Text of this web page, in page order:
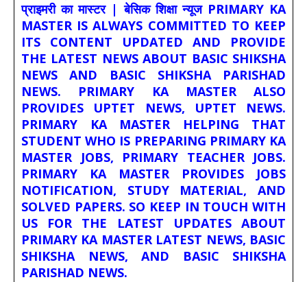
प्राइमरी का मास्टर | बेसिक शिक्षा न्यूज PRIMARY KA
MASTER IS ALWAYS COMMITTED TO KEEP
ITS CONTENT UPDATED AND PROVIDE
THE LATEST NEWS ABOUT BASIC SHIKSHA
NEWS AND BASIC SHIKSHA PARISHAD
NEWS. PRIMARY KA MASTER ALSO
PROVIDES UPTET NEWS, UPTET NEWS.
PRIMARY KA MASTER HELPING THAT
STUDENT WHO IS PREPARING PRIMARY KA
MASTER JOBS, PRIMARY TEACHER JOBS.
PRIMARY KA MASTER PROVIDES JOBS
NOTIFICATION, STUDY MATERIAL, AND
SOLVED PAPERS. SO KEEP IN TOUCH WITH
US FOR THE LATEST UPDATES ABOUT
PRIMARY KA MASTER LATEST NEWS, BASIC
SHIKSHA NEWS, AND BASIC SHIKSHA
PARISHAD NEWS.